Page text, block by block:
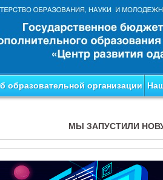
образовательной организации
МЫ ЗАПУСТИЛИ